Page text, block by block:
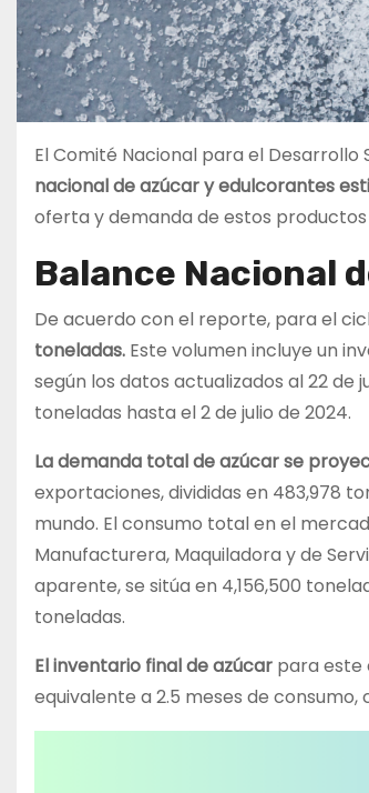
El Comité Nacional para el Desarrollo
nacional de azúcar y edulcorantes
oferta y demanda de estos
Balance Nacional
De acuerdo con el reporte, para el
toneladas. Este volumen incluye un
según los datos actualizados al 22 de
toneladas hasta el 2 de julio de 2024.
La demanda total de azúcar se
exportaciones, divididas en 483,978
mundo. El consumo total en el
Manufacturera, Maquiladora y de
aparente, se sitúa en 4,156,500
toneladas.
El inventario final de azúcar para este
equivalente a 2.5 meses de